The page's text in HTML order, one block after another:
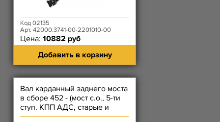
Код 02135
Арт. 42000.3741-00-2201010-00
Цена: 10882 руб
Добавить в корзину
Вал карданный заднего моста
в сборе 452 - (мост с.о., 5-ти
ступ. КПП АДС, старые и
новые рессоры)